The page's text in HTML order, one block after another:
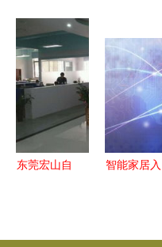
件及网络技
术服务解析
下的游戏厂
商新秩序与
网络技术服
务揭秘
东莞宏山自
智能家居入